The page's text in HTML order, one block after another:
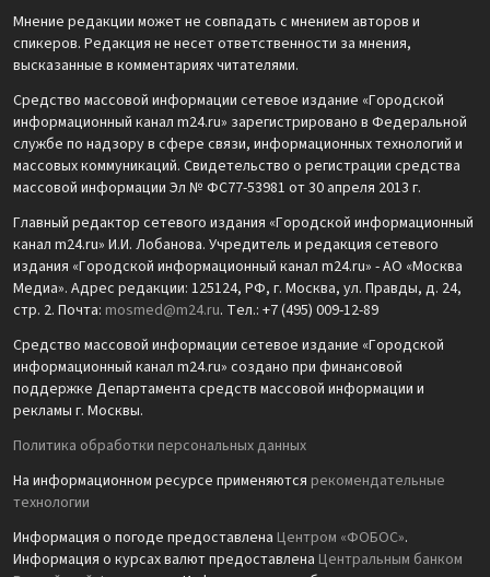
Мнение редакции может не совпадать с мнением авторов и
спикеров. Редакция не несет ответственности за мнения,
высказанные в комментариях читателями.
Средство массовой информации сетевое издание «Городской
информационный канал m24.ru» зарегистрировано в Федеральной
службе по надзору в сфере связи, информационных технологий и
массовых коммуникаций. Свидетельство о регистрации средства
массовой информации Эл № ФС77-53981 от 30 апреля 2013 г.
Главный редактор сетевого издания «Городской информационный
канал m24.ru» И.И. Лобанова. Учредитель и редакция сетевого
издания «Городской информационный канал m24.ru» - АО «Москва
Медиа». Адрес редакции: 125124, РФ, г. Москва, ул. Правды, д. 24,
стр. 2. Почта: mosmed@m24.ru. Тел.: +7 (495) 009-12-89
Средство массовой информации сетевое издание «Городской
информационный канал m24.ru» создано при финансовой
поддержке Департамента средств массовой информации и
рекламы г. Москвы.
Политика обработки персональных данных
На информационном ресурсе применяются рекомендательные
технологии
Информация о погоде предоставлена Центром «ФОБОС».
Информация о курсах валют предоставлена Центральным банком